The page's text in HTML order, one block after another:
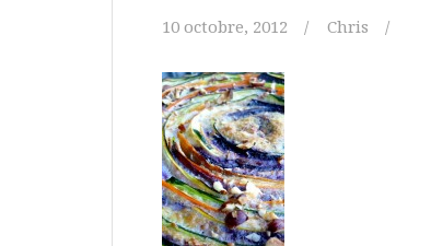
10 octobre, 2012 Chris